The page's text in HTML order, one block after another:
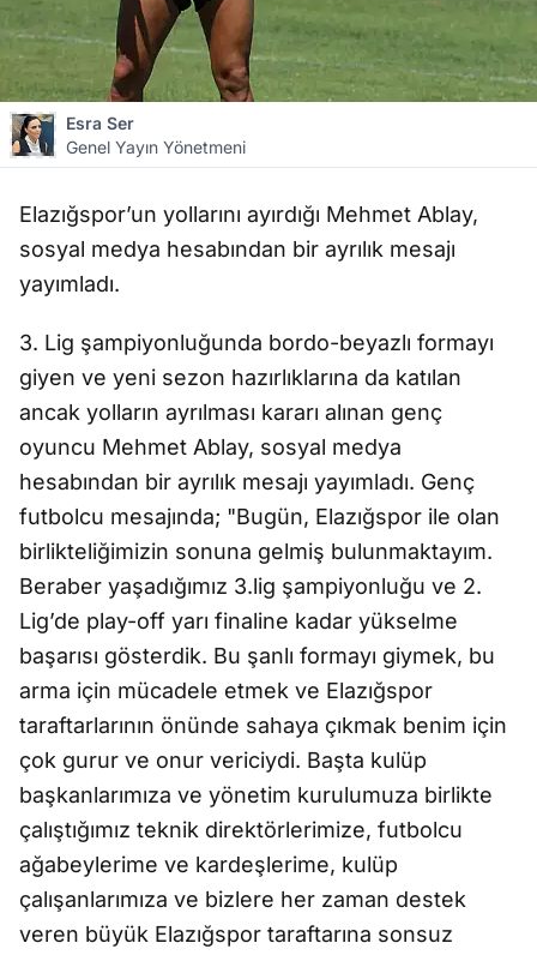
Esra Ser
Genel Yayın Yönetmeni
Elazığspor’un yollarını ayırdığı Mehmet Ablay,
sosyal medya hesabından bir ayrılık mesajı
yayımladı.
3. Lig şampiyonluğunda bordo-beyazlı formayı
giyen ve yeni sezon hazırlıklarına da katılan
ancak yolların ayrılması kararı alınan genç
oyuncu Mehmet Ablay, sosyal medya
hesabından bir ayrılık mesajı yayımladı. Genç
futbolcu mesajında; "Bugün, Elazığspor ile olan
birlikteliğimizin sonuna gelmiş bulunmaktayım.
Beraber yaşadığımız 3.lig şampiyonluğu ve 2.
Lig’de play-off yarı finaline kadar yükselme
başarısı gösterdik. Bu şanlı formayı giymek, bu
arma için mücadele etmek ve Elazığspor
taraftarlarının önünde sahaya çıkmak benim için
çok gurur ve onur vericiydi. Başta kulüp
başkanlarımıza ve yönetim kurulumuza birlikte
çalıştığımız teknik direktörlerimize, futbolcu
ağabeylerime ve kardeşlerime, kulüp
çalışanlarımıza ve bizlere her zaman destek
veren büyük Elazığspor taraftarına sonsuz